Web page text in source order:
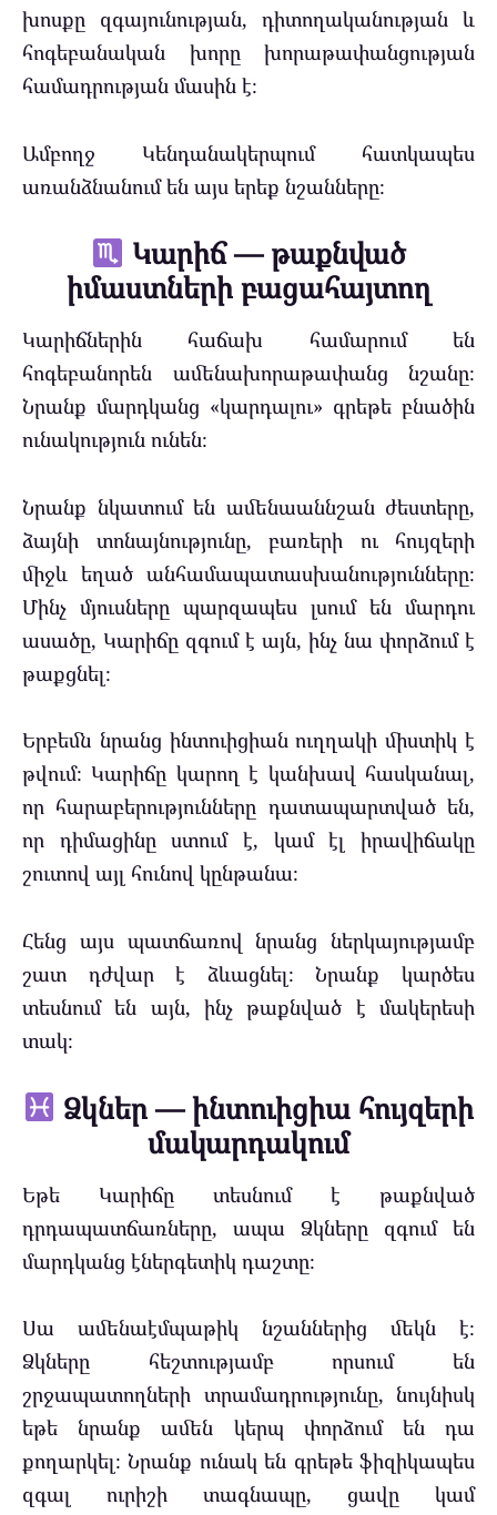
խոսքը զգայունության, դիտողականության և
հոգեբանական խորը խորաթափանցության
համադրության մասին է։
Ամբողջ Կենդանակերպում հատկապես
առանձնանում են այս երեք նշանները։
Կարիճ — թաքնված
իմաստների բացահայտող
Կարիճներին հաճախ համարում են
հոգեբանորեն ամենախորաթափանց նշանը։
Նրանք մարդկանց «կարդալու» գրեթե բնածին
ունակություն ունեն։
Նրանք նկատում են ամենաաննշան ժեստերը,
ձայնի տոնայնությունը, բառերի ու հույզերի
միջև եղած անհամապատասխանությունները։
Մինչ մյուսները պարզապես լսում են մարդու
ասածը, Կարիճը զգում է այն, ինչ նա փորձում է
թաքցնել։
Երբեմն նրանց ինտուիցիան ուղղակի միստիկ է
թվում։ Կարիճը կարող է կանխավ հասկանալ,
որ հարաբերությունները դատապարտված են,
որ դիմացինը ստում է, կամ էլ իրավիճակը
շուտով այլ հունով կընթանա։
Հենց այս պատճառով նրանց ներկայությամբ
շատ դժվար է ձևացնել։ Նրանք կարծես
տեսնում են այն, ինչ թաքնված է մակերեսի
տակ։
Ձկներ — ինտուիցիա հույզերի
մակարդակում
Եթե Կարիճը տեսնում է թաքնված
դրդապատճառները, ապա Ձկները զգում են
մարդկանց էներգետիկ դաշտը։
Սա ամենաէմպաթիկ նշաններից մեկն է։
Ձկները հեշտությամբ որսում են
շրջապատողների տրամադրությունը, նույնիսկ
եթե նրանք ամեն կերպ փորձում են դա
քողարկել։ Նրանք ունակ են գրեթե ֆիզիկապես
զգալ ուրիշի տագնապը, ցավը կամ